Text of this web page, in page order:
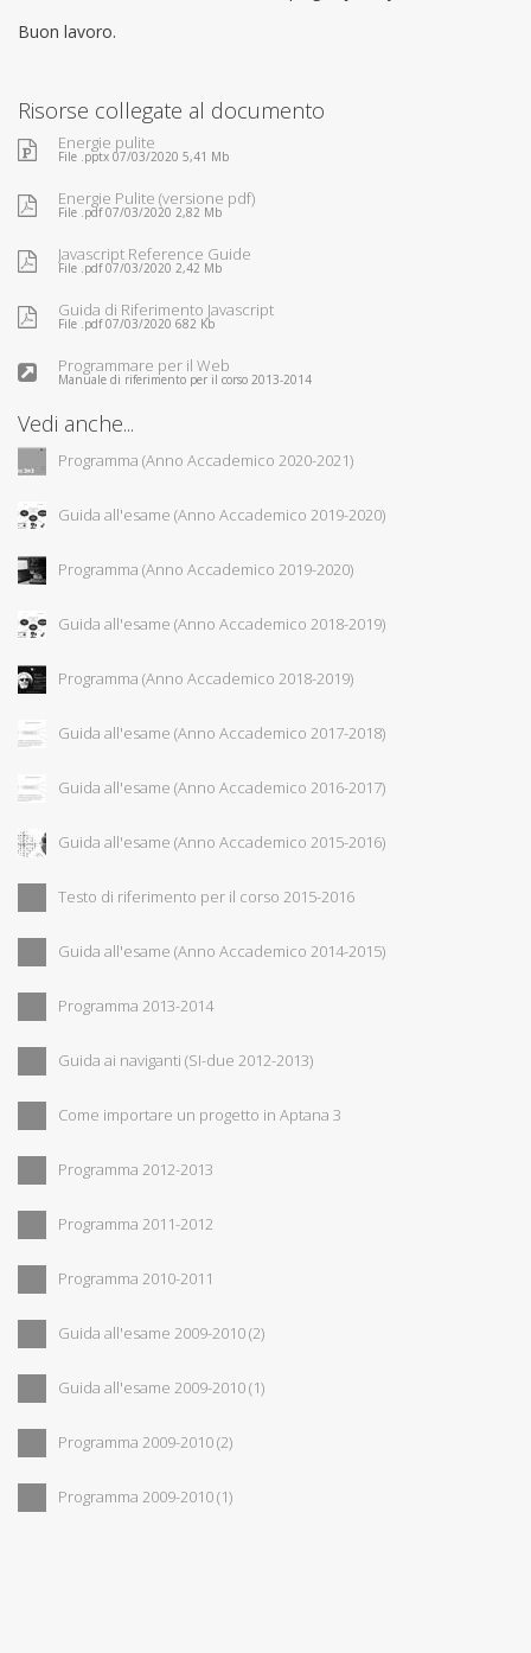
Buon lavoro.
Risorse collegate al documento
Energie pulite
File .pptx 07/03/2020 5,41 Mb
Energie Pulite (versione pdf)
File .pdf 07/03/2020 2,82 Mb
Javascript Reference Guide
File .pdf 07/03/2020 2,42 Mb
Guida di Riferimento Javascript
File .pdf 07/03/2020 682 Kb
Programmare per il Web
Manuale di riferimento per il corso 2013-2014
Vedi anche...
Programma (Anno Accademico 2020-2021)
Guida all'esame (Anno Accademico 2019-2020)
Programma (Anno Accademico 2019-2020)
Guida all'esame (Anno Accademico 2018-2019)
Programma (Anno Accademico 2018-2019)
Guida all'esame (Anno Accademico 2017-2018)
Guida all'esame (Anno Accademico 2016-2017)
Guida all'esame (Anno Accademico 2015-2016)
Testo di riferimento per il corso 2015-2016
Guida all'esame (Anno Accademico 2014-2015)
Programma 2013-2014
Guida ai naviganti (SI-due 2012-2013)
Come importare un progetto in Aptana 3
Programma 2012-2013
Programma 2011-2012
Programma 2010-2011
Guida all'esame 2009-2010 (2)
Guida all'esame 2009-2010 (1)
Programma 2009-2010 (2)
Programma 2009-2010 (1)